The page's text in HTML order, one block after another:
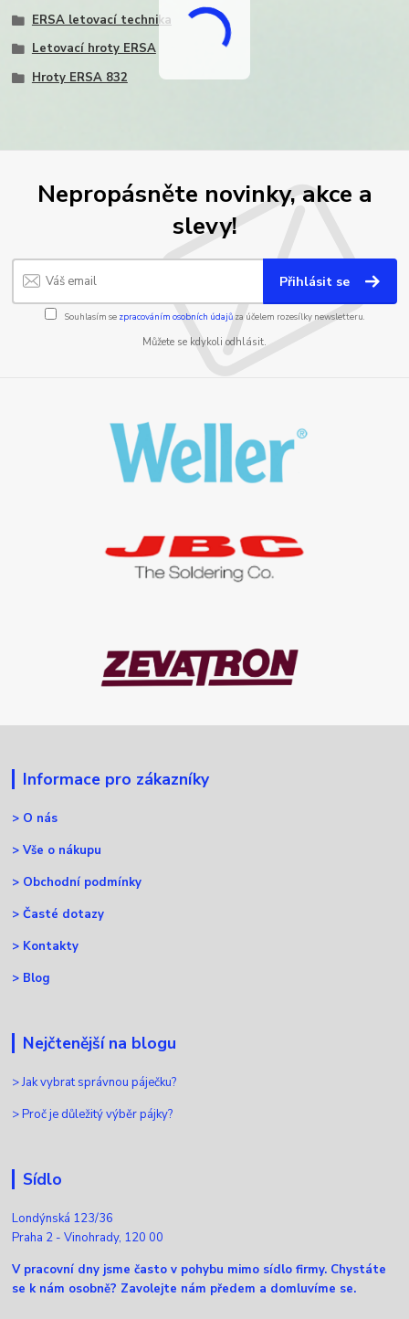
ERSA letovací technika
Letovací hroty ERSA
Hroty ERSA 832
Nepropásněte novinky, akce a
slevy!
Přihlásit se
Souhlasím se zpracováním osobních údajůza účelem rozesílky newsletteru.
Můžete se kdykoli odhlásit.
Informace pro zákazníky
> O nás
>Vše o nákupu
> Obchodní podmínky
>Časté dotazy
> Kontakty
> Blog
Nejčtenější na blogu
>Jak vybrat správnou páječku?
>Proč je důležitý výběr pájky?
Sídlo
Londýnská 123/36
Praha 2 - Vinohrady, 120 00
V pracovní dny jsme často v pohybu mimo sídlo firmy. Chystáte
se k nám osobně? Zavolejte nám předem a domluvíme se.